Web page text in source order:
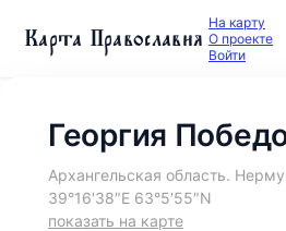
Карта Православия На карту
О проекте
Войти
Георгия
Архангельская область.
39°16′38″E 63°5′55″N
показать на карте